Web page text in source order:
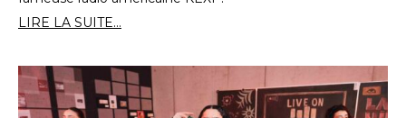
LIRE LA SUITE...